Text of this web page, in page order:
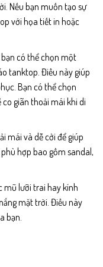
Nếu bạn muốn tạo sự
với họa tiết in hoặc
có thể chọn một
tanktop. Điều này giúp
Bạn có thể chọn
giãn thoải mái khi di
mái và dễ cởi để giúp
hợp bao gồm sandal,
mũ lưỡi trai hay kính
mặt trời. Điều này
bạn.